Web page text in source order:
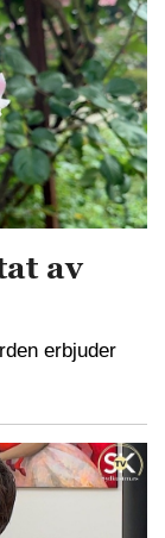
av
erbjuder